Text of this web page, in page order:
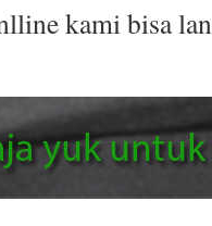
kami bisa